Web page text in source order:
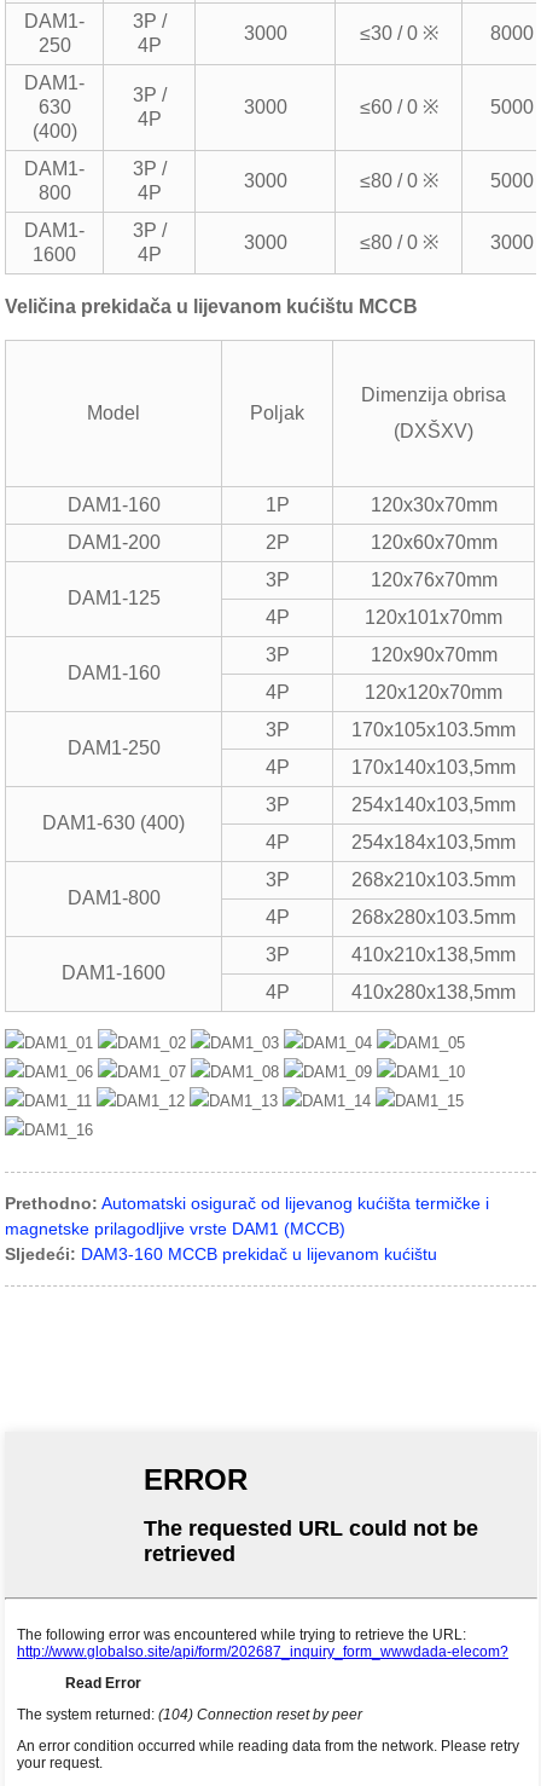
DAM1-
250
3P /
4P
3000 ≤30 / 0 ※ 8000
DAM1-
630
(400)
3P /
4P
3000 ≤60 / 0 ※ 5000
DAM1-
800
3P /
4P
3000 ≤80 / 0 ※ 5000
DAM1-
1600
3P /
4P
3000 ≤80 / 0 ※ 3000
Veličina prekidača u lijevanom kućištu MCCB
Model Poljak
Dimenzija obrisa
(DXŠXV)
DAM1-160 1P
120x30x70mm
DAM1-200
2P 120x60x70mm
DAM1-125
3P
120x76x70mm
4P
120x101x70mm
DAM1-160
3P
120x90x70mm
4P
120x120x70mm
DAM1-250
3P
170x105x103.5mm
4P
170x140x103,5mm
DAM1-630 (400)
3P
254x140x103,5mm
4P
254x184x103,5mm
DAM1-800
3P
268x210x103.5mm
4P
268x280x103.5mm
DAM1-1600
3P
410x210x138,5mm
4P
410x280x138,5mm
Prethodno: Automatski osigurač od lijevanog kućišta termičke i
magnetske prilagodljive vrste DAM1 (MCCB)
Sljedeći: DAM3-160 MCCB prekidač u lijevanom kućištu